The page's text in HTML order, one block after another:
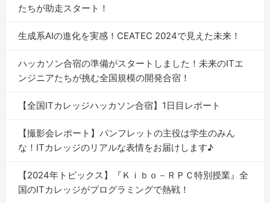
たちが助走スタート！
生成系AIの進化を実感！CEATEC 2024で見えた未来！
ハッカソン合宿の準備がスタートしました！未来のITエ
ンジニアたちが挑む全国規模の開発合宿！
【全国ITカレッジハッカソン合宿】1日目レポート
【撮影会レポート】パンフレットの主役は学生のみん
な！ITカレッジのリアルな表情をお届けします♪
【2024年トピックス】『Ｋｉｂｏ－ＲＰＣ特別授業』全
国のITカレッジがプログラミングで熱戦！